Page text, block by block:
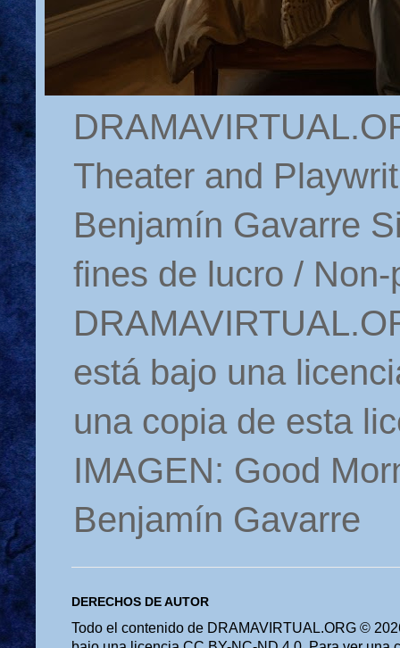
Theater and
Benjamín Gavarre
fines de lucro /
está bajo una
una copia de esta
IMAGEN: Good
Benjamín Gavarre
DERECHOS DE AUTOR
Todo el contenido de DRAMAVIRTUAL.ORG ©